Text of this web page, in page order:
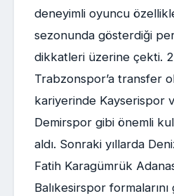
deneyimli oyuncu
sezonunda gösterdiği
dikkatleri üzerine çekti.
Trabzonspor’a transfer
kariyerinde Kayserispor
Demirspor gibi önemli
aldı. Sonraki yıllarda
Fatih Karagümrük
Balıkesirspor